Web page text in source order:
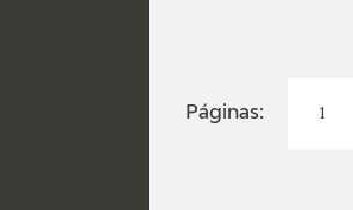
Páginas: 1